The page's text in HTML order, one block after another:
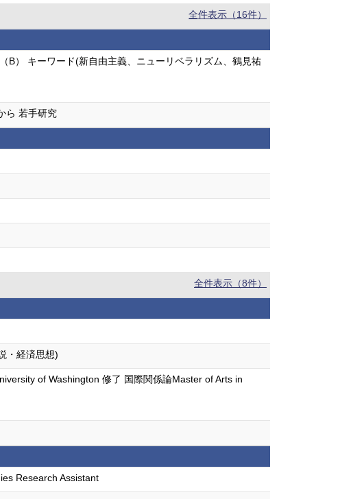
全件表示（16件）
） キーワード(新自由主義、ニューリベラリズム、鶴見祐
ら 若手研究
全件表示（8件）
・経済思想)
of Washington 修了 国際関係論Master of Arts in
Research Assistant